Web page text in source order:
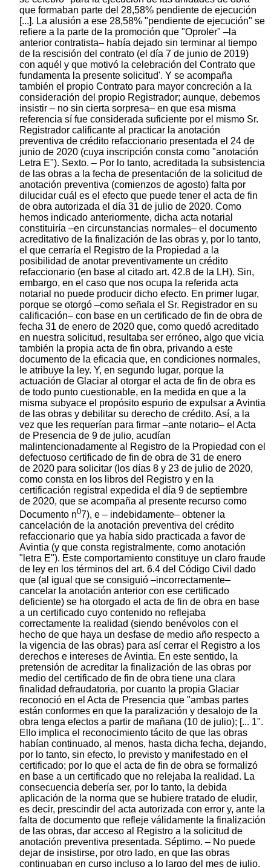
07), e – indebidamente– obtener la
cancelación de la anotación preventiva del crédito
refaccionario que ya había sido practicada a favor de
Avintia (y que consta registralmente, como anotación
"letra E"). Este comportamiento constituye un claro fraude
de ley en los términos del art. 6.4 del Código Civil dado
que (al igual que se consiguió –incorrectamente–
cancelar la anotación anterior con ese certificado
deficiente) se ha otorgado el acta de fin de obra en base
a un certificado cuyo contenido no reflejaba
correctamente la realidad (siendo benévolos con el
hecho de que haya un desfase de medio año respecto a
la vigencia de las obras) para así cerrar el Registro a los
derechos e intereses de Avintia. En este sentido, la
pretensión de acreditar la finalización de las obras por
medio del certificado de fin de obra tiene una clara
finalidad defraudatoria, por cuanto la propia Glaciar
reconoció en el Acta de Presencia que "ambas partes
están conformes en que la paralización y desalojo de la
obra tenga efectos a partir de mañana (10 de julio); [... 1".
Ello implica el reconocimiento tácito de que las obras
habían continuado, al menos, hasta dicha fecha, dejando,
por lo tanto, sin efecto, lo previsto y manifestado en el
certificado; por lo que el acta de fin de obra se formalizó
en base a un certificado que no relejaba la realidad. La
consecuencia debería ser, por lo tanto, la debida
aplicación de la norma que se hubiere tratado de eludir,
es decir, prescindir del acta autorizada con error y, ante la
falta de documento que refleje válidamente la finalización
de las obras, dar acceso al Registro a la solicitud de
anotación preventiva presentada. Séptimo. – No puede
dejar de insistirse, por otro lado, en que las obras
continuaban en curso incluso a lo largo del mes de julio.